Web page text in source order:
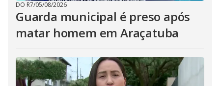
DO R7/05/08/2026
Guarda municipal é preso após
matar homem em Araçatuba